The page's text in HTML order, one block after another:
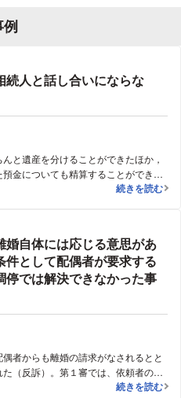
例
人と話し合いにならな
と遺産を分けることができたほか，
金についても精算することができ
遺産の相続に
続きを読む
婚自体には応じる意思があ
として配偶者が要求する
では解決できなかった事
者からも離婚の請求がなされるとと
（反訴）。第１審では、依頼者の請
。配偶者の請求は一切認められなかっ
別居期間も長
続きを読む